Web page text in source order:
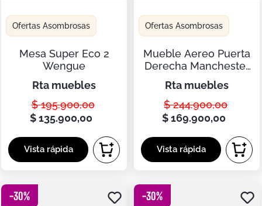
Ofertas Asombrosas
Mesa Super Eco 2
Wengue
rta muebles
$ 195.900,00
$ 135.900,00
Ofertas Asombrosas
Mueble Aereo Puerta
Derecha Manchester
RTA Blanco ZF
rta muebles
$ 244.900,00
$ 169.900,00
-30% -30%